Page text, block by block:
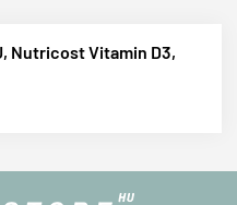
Nutricost Vitamin D3,